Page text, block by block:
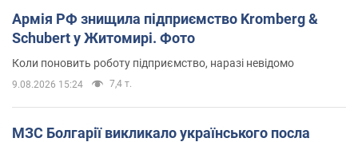
Армія РФ знищила підприємство Kromberg &
Schubert у Житомирі. Фото
Коли поновить роботу підприємство, наразі невідомо
9.08.2026 15:24 7,4 т.
МЗС Болгарії викликало українського посла